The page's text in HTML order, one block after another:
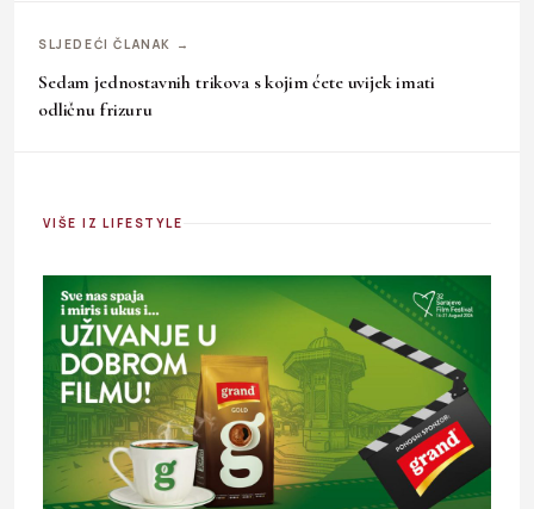
SLJEDEĆI ČLANAK →
Sedam jednostavnih trikova s kojim ćete uvijek imati
odličnu frizuru
VIŠE IZ LIFESTYLE